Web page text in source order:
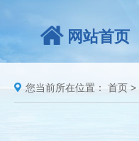
网站首页
您当前所在位置： 首页 >